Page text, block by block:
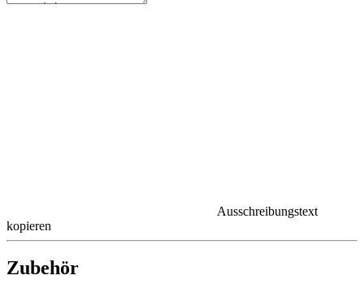
Ausschreibungstext
kopieren
Zubehör